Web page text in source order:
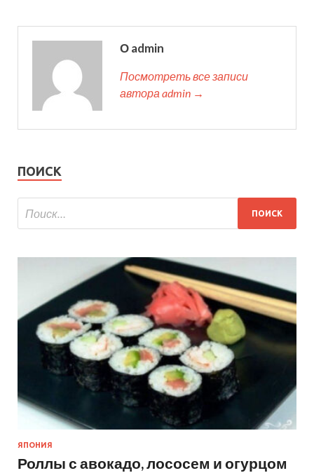
О admin
Посмотреть все записи
автора admin →
ПОИСК
ЯПОНИЯ
Роллы с авокадо, лососем и огурцом